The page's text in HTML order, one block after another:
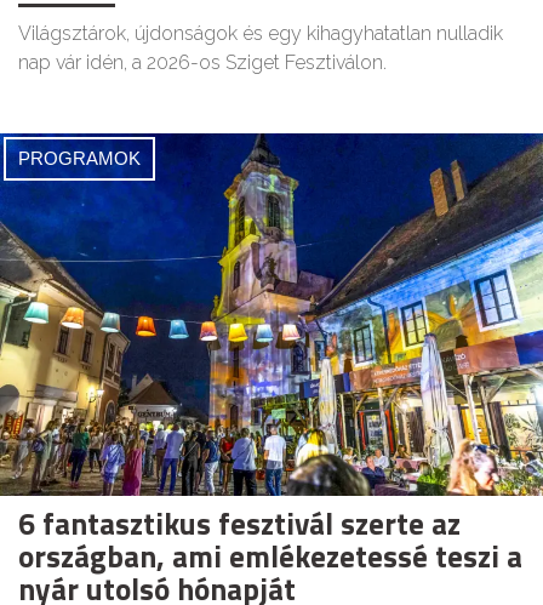
Világsztárok, újdonságok és egy kihagyhatatlan nulladik
nap vár idén, a 2026-os Sziget Fesztiválon.
PROGRAMOK
6 fantasztikus fesztivál szerte az
országban, ami emlékezetessé teszi a
nyár utolsó hónapját